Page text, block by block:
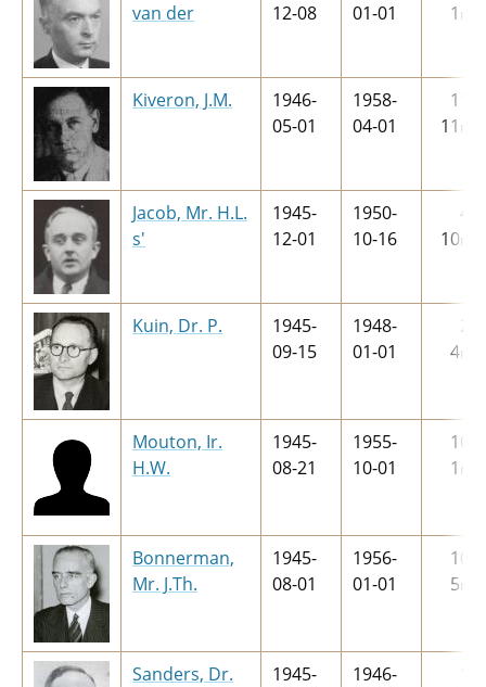
van der
12-08
01-01
1 m
Kiveron, J.M.
1946-
05-01
1958-
04-01
11
11 m
Jacob, Mr. H.L.
s'
1945-
12-01
1950-
10-16
4
10m
Kuin, Dr. P.
1945-
09-15
1948-
01-01
2
4m
Mouton, Ir.
H.W.
1945-
08-21
1955-
10-01
10
1 m
Bonnerman,
Mr. J.Th.
1945-
08-01
1956-
01-01
10
5m
Sanders, Dr.
1945-
1946-